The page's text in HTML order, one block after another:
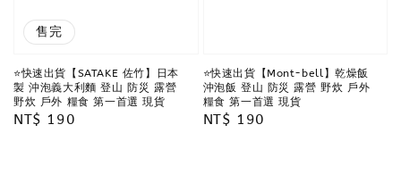
售完
⭐️快速出貨【SATAKE 佐竹】日本
製 沖泡義大利麵 登山 防災 露營
野炊 戶外 糧食 第一首選 現貨
Regular
NT$ 190
⭐️快速出貨【Mont-bell】乾燥飯
沖泡飯 登山 防災 露營 野炊 戶外
糧食 第一首選 現貨
Regular
NT$ 190